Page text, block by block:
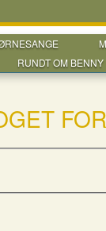
RUNDT OM BENNY